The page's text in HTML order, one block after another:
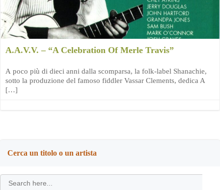
A.A.V.V. – “A Celebration Of Merle Travis”
A poco più di dieci anni dalla scomparsa, la folk-label Shanachie,
sotto la produzione del famoso fiddler Vassar Clements, dedica A
[…]
Cerca un titolo o un artista
Search
for: